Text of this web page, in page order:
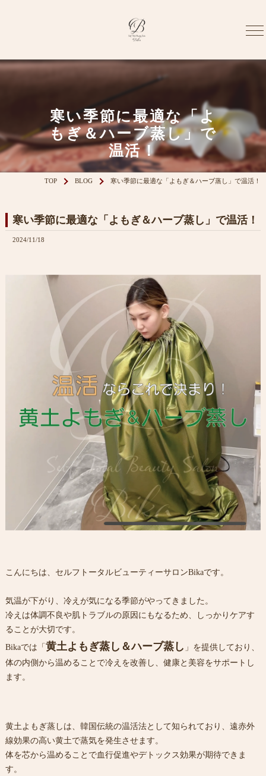
寒い季節に最適な「よ
もぎ＆ハーブ蒸し」で
温活！
TOP BLOG 寒い季節に最適な「よもぎ＆ハーブ蒸し」で温活！
寒い季節に最適な「よもぎ＆ハーブ蒸し」で温活！
2024/11/18
こんにちは、セルフトータルビューティーサロンBikaです。
気温が下がり、冷えが気になる季節がやってきました。
冷えは体調不良や肌トラブルの原因にもなるため、しっかりケアす
ることが大切です。
Bikaでは「 黄土よもぎ蒸し＆ハーブ蒸し 」を提供しており、
体の内側から温めることで冷えを改善し、健康と美容をサポートし
ます。
黄土よもぎ蒸しは、韓国伝統の温活法として知られており、遠赤外
線効果の高い黄土で蒸気を発生させます。
体を芯から温めることで血行促進やデトックス効果が期待できま
す。